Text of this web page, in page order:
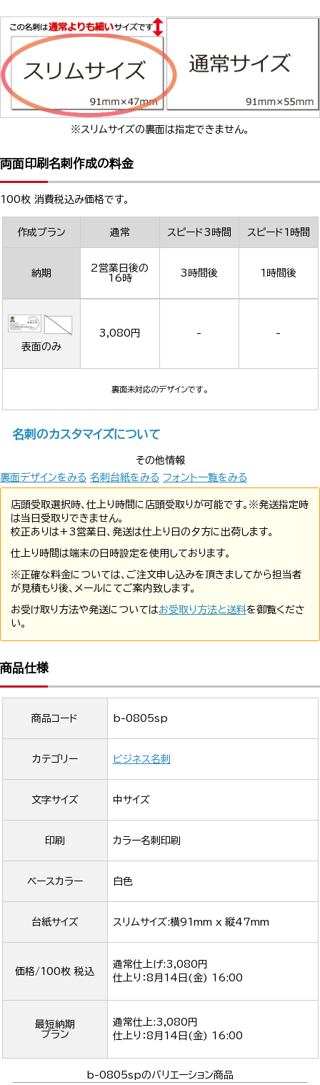
※スリムサイズの裏面は指定できません。
両面印刷名刺作成の料金
100枚 消費税込み価格です。
作成プラン 通常 スピード3時間 スピード1時間
納期
2営業日後の
16時
3時間後 1時間後
表面のみ
3,080円 - -
裏面未対応のデザインです。
名刺のカスタマイズについて
その他情報
裏面デザインをみる 名刺台紙をみる フォント一覧をみる
店頭受取選択時、仕上り時間に店頭受取りが可能です。※発送指定時
は当日受取りできません。
校正ありは+3営業日、発送は仕上り日の夕方に出荷します。
仕上り時間は端末の日時設定を使用しております。
※正確な料金については、ご注文申し込みを頂きましてから担当者
が見積もり後、メールにてご案内致します。
お受け取り方法や発送についてはお受取り方法と送料を御覧くださ
い。
商品仕様
商品コード b-0805sp
カテゴリー ビジネス名刺
文字サイズ 中サイズ
印刷 カラー名刺印刷
ベースカラー 白色
台紙サイズ スリムサイズ:横91mm x 縦47mm
価格/100枚 税込
通常仕上げ:3,080円
仕上り：8月14日(金) 16:00
最短納期
プラン
通常仕上:3,080円
仕上り：8月14日(金) 16:00
b-0805spのバリエーション商品